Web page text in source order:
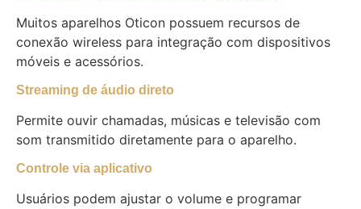
Muitos aparelhos Oticon possuem recursos de
conexão wireless para integração com dispositivos
móveis e acessórios.
Streaming de áudio direto
Permite ouvir chamadas, músicas e televisão com
som transmitido diretamente para o aparelho.
Controle via aplicativo
Usuários podem ajustar o volume e programar